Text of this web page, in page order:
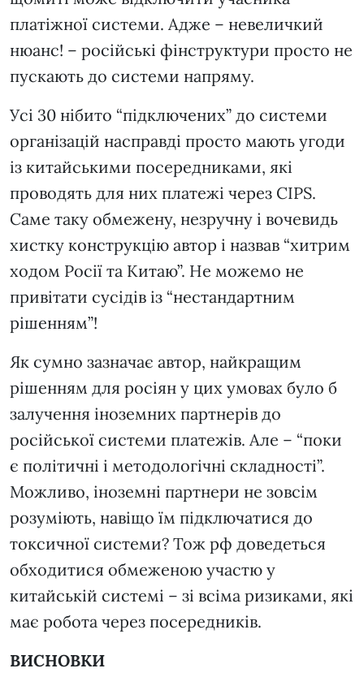
платіжної системи. Адже – невеличкий
нюанс! – російські фінструктури просто не
пускають до системи напряму.
Усі 30 нібито “підключених” до системи
організацій насправді просто мають угоди
із китайськими посередниками, які
проводять для них платежі через CIPS.
Саме таку обмежену, незручну і вочевидь
хистку конструкцію автор і назвав “хитрим
ходом Росії та Китаю”. Не можемо не
привітати сусідів із “нестандартним
рішенням”!
Як сумно зазначає автор, найкращим
рішенням для росіян у цих умовах було б
залучення іноземних партнерів до
російської системи платежів. Але – “поки
є політичні і методологічні складності”.
Можливо, іноземні партнери не зовсім
розуміють, навіщо їм підключатися до
токсичної системи? Тож рф доведеться
обходитися обмеженою участю у
китайській системі – зі всіма ризиками, які
має робота через посередників.
ВИСНОВКИ